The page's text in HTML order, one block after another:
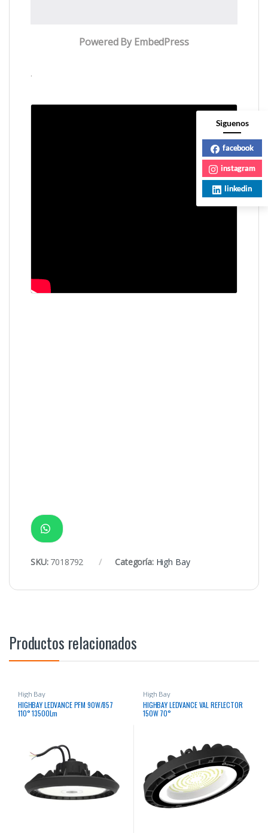
Powered By EmbedPress
.
SKU: 7018792 Categoría: High Bay
Productos relacionados
High Bay
HIGHBAY LEDVANCE PFM 90W/857
110° 13500Lm
High Bay
HIGHBAY LEDVANCE VAL REFLECTOR
150W 70°
Siguenos
facebook
instagram
linkedin